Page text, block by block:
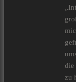
die
zu